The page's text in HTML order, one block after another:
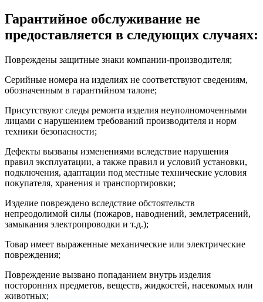
Гарантийное обслуживание не
предоставляется в следующих случаях:
Повреждены защитные знаки компании-производителя;
Серийные номера на изделиях не соответствуют сведениям,
обозначенным в гарантийном талоне;
Присутствуют следы ремонта изделия неуполномоченными
лицами с нарушением требований производителя и норм
техники безопасности;
Дефекты вызваны изменениями вследствие нарушения
правил эксплуатации, а также правил и условий установки,
подключения, адаптации под местные технические условия
покупателя, хранения и транспортировки;
Изделие повреждено вследствие обстоятельств
непреодолимой силы (пожаров, наводнений, землетрясений,
замыкания электропроводки и т.д.);
Товар имеет выраженные механические или электрические
повреждения;
Повреждение вызвано попаданием внутрь изделия
посторонних предметов, веществ, жидкостей, насекомых или
животных;